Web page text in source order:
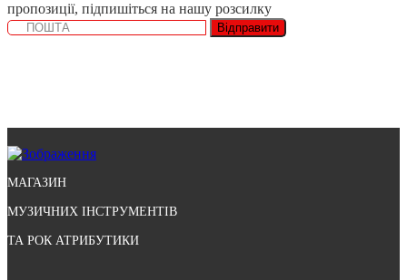
пропозиції, підпишіться на нашу розсилку
Відправити
МАГАЗИН
МУЗИЧНИХ ІНСТРУМЕНТІВ
ТА РОК АТРИБУТИКИ